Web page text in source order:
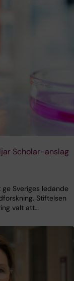
Scholar-anslag
Sveriges ledande
Stiftelsen
valt att…